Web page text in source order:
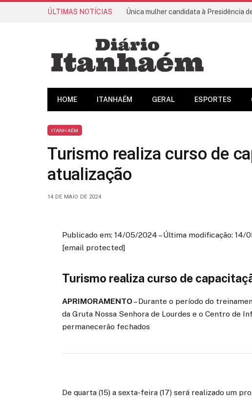
ÚLTIMAS NOTÍCIAS Única mulher candidata à Presidência
HOME ITANHAÉM GERAL ESPORTES
ITANHAÉM
Turismo realiza curso de
atualização
14 DE MAIO DE 2024
Publicado em: 14/05/2024 – Última modificação: 14/
[email protected]
Turismo realiza curso de
APRIMORAMENTO– Durante o período do
da Gruta Nossa Senhora de Lourdes e o Centro de
permanecerão fechados
De quarta (15) a sexta-feira (17) será realizado um